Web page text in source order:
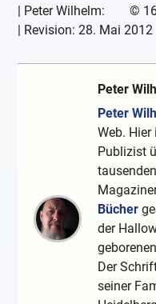
Peter Wilhelm: ©
| Revision:28. Mai 2012
Peter
Peter
Web.
Publizist
Bücher
der
Der
seiner